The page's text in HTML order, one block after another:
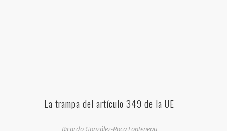
La trampa del artículo 349 de la UE
Ricardo González-Roca Fonteneau